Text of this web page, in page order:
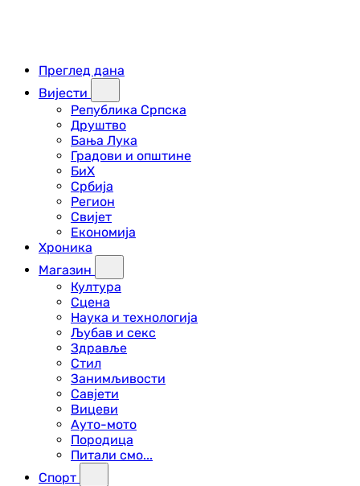
Преглед дана
Вијести
Република Српска
Друштво
Бања Лука
Градови и општине
БиХ
Србија
Регион
Свијет
Економија
Хроника
Магазин
Култура
Сцена
Наука и технологија
Љубав и секс
Здравље
Стил
Занимљивости
Савјети
Вицеви
Ауто-мото
Породица
Питали смо...
Спорт